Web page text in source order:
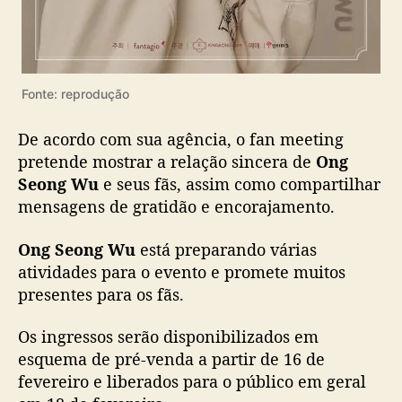
Fonte: reprodução
De acordo com sua agência, o fan meeting
pretende mostrar a relação sincera de Ong
Seong Wu e seus fãs, assim como compartilhar
mensagens de gratidão e encorajamento.
Ong Seong Wu está preparando várias
atividades para o evento e promete muitos
presentes para os fãs.
Os ingressos serão disponibilizados em
esquema de pré-venda a partir de 16 de
fevereiro e liberados para o público em geral